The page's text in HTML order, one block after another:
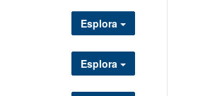
Esplora
Esplora